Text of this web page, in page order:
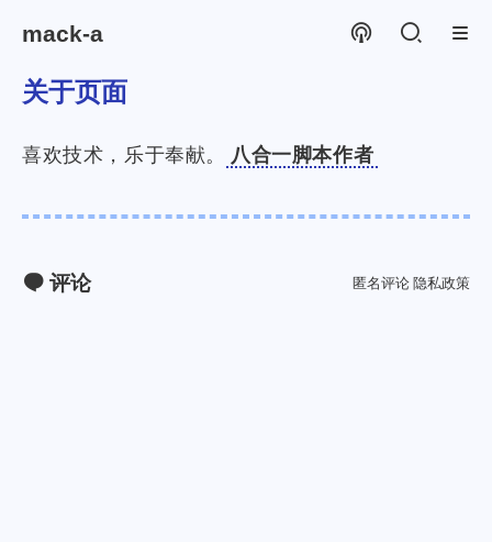
mack-a
关于页面
喜欢技术，乐于奉献。 八合一脚本作者
评论 匿名评论 隐私政策